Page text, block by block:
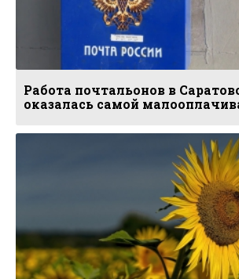
Работа почтальонов в
оказалась самой